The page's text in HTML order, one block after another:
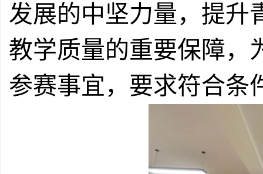
发展的中坚力量，提升
教学质量的重要保障，
参赛事宜，要求符合条